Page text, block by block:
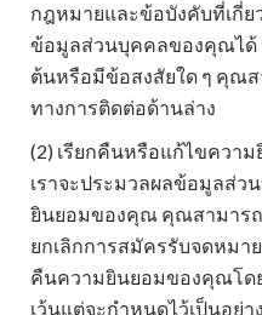
กฎหมายและข้อบังคับที่เกี่
ข้อมูลส่วนบุคคลของคุณได้
ต้นหรือมีข้อสงสัยใด ๆ คุณ
ทางการติดต่อด้านล่าง
(2) เรียกคืนหรือแก้ไขควา
เราจะประมวลผลข้อมูลส่
ยินยอมของคุณ คุณสามาร
ยกเลิกการสมัครรับจดหมา
คืนความยินยอมของคุณโด
เว้นแต่จะกำหนดไว้เป็นอย่